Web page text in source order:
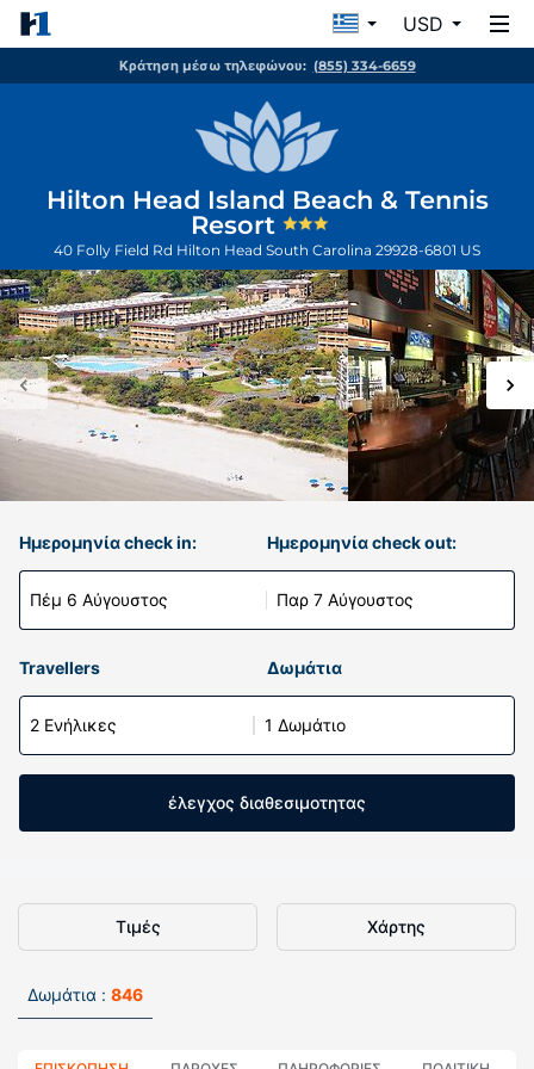
USD
Κράτηση μέσω τηλεφώνου: (855) 334-6659
Hilton Head Island Beach & Tennis
Resort
40 Folly Field Rd Hilton Head South Carolina 29928-6801 US
Ημερομηνία check in:
Πέμ 6 Αύγουστος
Ημερομηνία check out:
Παρ 7 Αύγουστος
Travellers Δωμάτια
2 Ενήλικες 1 Δωμάτιο
έλεγχος διαθεσιμοτητας
Τιμές Χάρτης
Δωμάτια : 846